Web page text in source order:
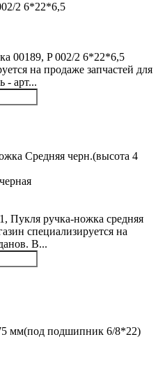
00189, P 002/2 6*22*6,5
на продаже запчастей для
- арт...
Пукля ручка-ножка средняя
специализируется на
В...